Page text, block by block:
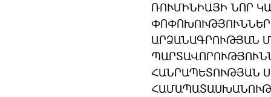
ՌՈՒՄԻՆԻԱՅԻ ՆՈՐ
ԱՐՁԱՆԱԳՐՈՒԹՅԱՆ
ՀԱՆՐԱՊԵՏՈՒԹՅԱՆ